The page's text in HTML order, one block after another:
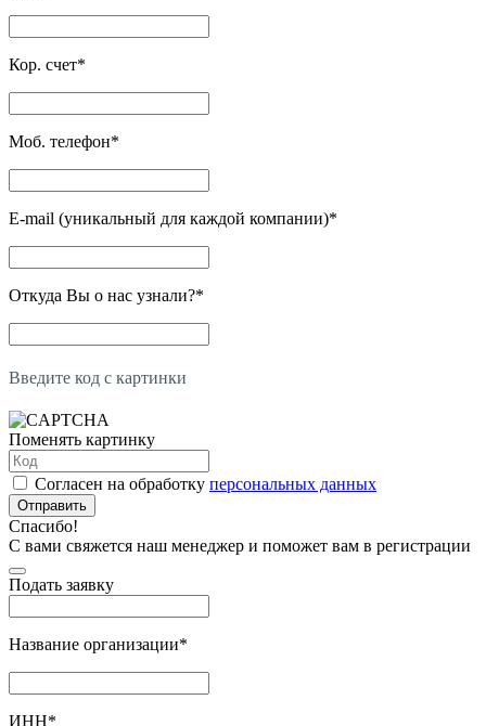
Кор. счет*
Моб. телефон*
E-mail (уникальный для каждой компании)*
Откуда Вы о нас узнали?*
Введите код с картинки
Поменять картинку
Согласен на обработку персональных данных
Отправить
Спасибо!
С вами свяжется наш менеджер и поможет вам в регистрации
Подать заявку
Название организации*
ИНН*